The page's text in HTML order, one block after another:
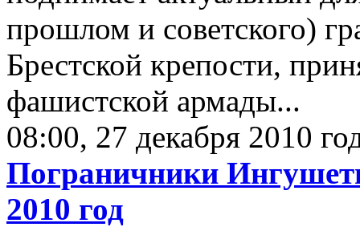
прошлом и советского)
Брестской крепости,
фашистской армады...
08:00, 27 декабря 2010
Пограничники
2010 год